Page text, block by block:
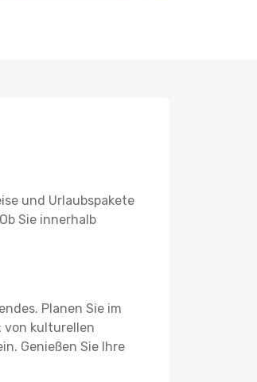
und Urlaubspakete
Sie innerhalb
Planen Sie im
von kulturellen
Genießen Sie Ihre